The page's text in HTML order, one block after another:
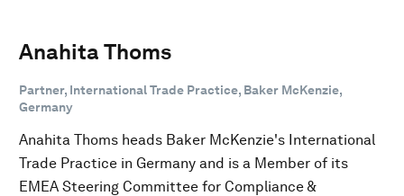
Anahita Thoms
Partner, International Trade Practice, Baker McKenzie,
Germany
Anahita Thoms heads Baker McKenzie's International
Trade Practice in Germany and is a Member of its
EMEA Steering Committee for Compliance &